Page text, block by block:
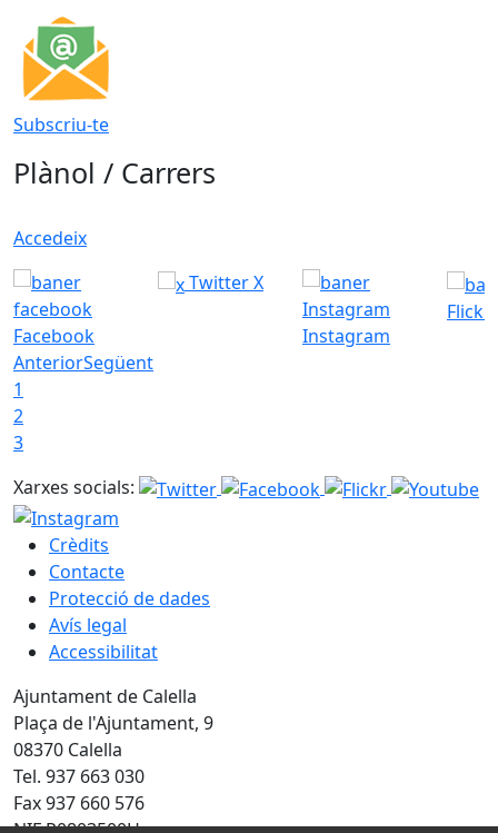
Subscriu-te
Plànol / Carrers
Accedeix
Facebook
Twitter X
Instagram
Flickr
AnteriorSegüent
1
2
3
Xarxes socials:
Crèdits
Contacte
Protecció de dades
Avís legal
Accessibilitat
Ajuntament de Calella
Plaça de l'Ajuntament, 9
08370 Calella
Tel. 937 663 030
Fax 937 660 576